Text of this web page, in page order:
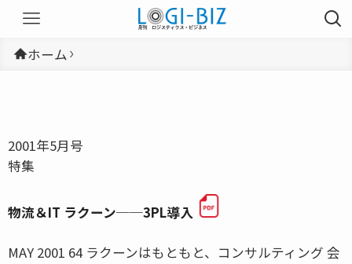
ホーム
2001年5月号
特集
物流＆IT ラクーン──3PL導入
MAY 2001 64 ラクーンはもともと、コンサルティング 会